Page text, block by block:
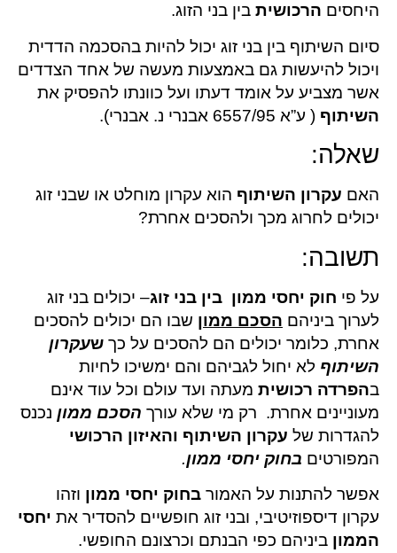
היחסים הרכושית בין בני הזוג.
סיום השיתוף בין בני זוג יכול להיות בהסכמה הדדית
ויכול להיעשות גם באמצעות מעשה של אחד הצדדים
אשר מצביע על אומד דעתו ועל כוונתו להפסיק את
השיתוף ( ע”א 6557/95 אבנרי נ. אבנרי).
שאלה:
האם עקרון השיתוף הוא עקרון מוחלט או שבני זוג
יכולים לחרוג מכך ולהסכים אחרת?
תשובה:
על פי חוק יחסי ממון בין בני זוג– יכולים בני זוג
לערוך ביניהם הסכם ממון שבו הם יכולים להסכים
אחרת, כלומר יכולים הם להסכים על כך שעקרון
השיתוף לא יחול לגביהם והם ימשיכו לחיות
בהפרדה רכושית מעתה ועד עולם וכל עוד אינם
מעוניינים אחרת. רק מי שלא עורך הסכם ממון נכנס
להגדרות של עקרון השיתוף והאיזון הרכושי
המפורטים בחוק יחסי ממון.
אפשר להתנות על האמור בחוק יחסי ממון וזהו
עקרון דיספוזיטיבי, ובני זוג חופשיים להסדיר את יחסי
הממון ביניהם כפי הבנתם וכרצונם החופשי.